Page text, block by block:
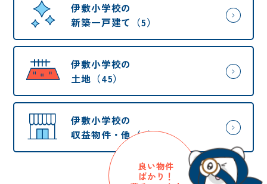
伊敷小学校の
新築一戸建て（5）
伊敷小学校の
土地（45）
伊敷小学校の
収益物件・他（4）
良い物件
ばかり！